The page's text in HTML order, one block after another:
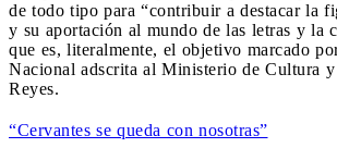
de todo tipo para “contribuir a destacar la
y su aportación al mundo de las letras y la
que es, literalmente, el objetivo marcado
Nacional adscrita al Ministerio de Cultura
Reyes.
“Cervantes se queda con nosotras”